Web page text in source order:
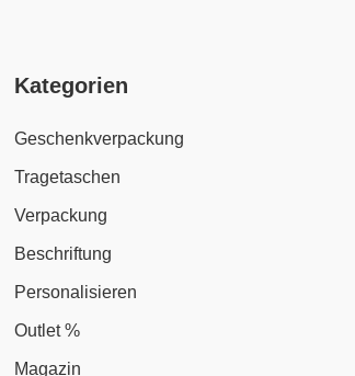
Kategorien
Geschenkverpackung
Tragetaschen
Verpackung
Beschriftung
Personalisieren
Outlet %
Magazin